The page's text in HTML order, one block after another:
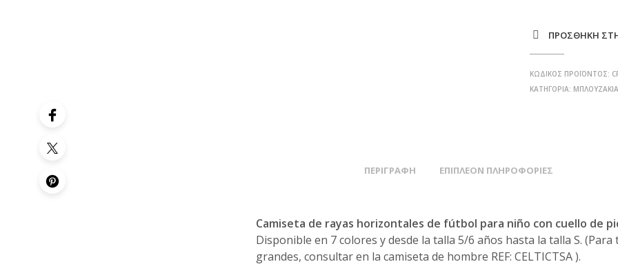
ΠΡΌΣΘΉΚΗ
ΚΩΔΙΚΌΣ ΠΡΟΪΌΝΤΟΣ:
ΚΑΤΗΓΟΡΊΑ:
ΠΕΡΙΓΡΑΦΉ ΕΠΙΠΛΈΟΝ ΠΛΗΡΟΦΟΡΊΕΣ
Camiseta de rayas horizontales de fútbol para niño con cuello de
Disponible en 7 colores y desde la talla 5/6 años hasta la talla S. (Para
grandes, consultar en la camiseta de hombre REF: CELTICTSA ).